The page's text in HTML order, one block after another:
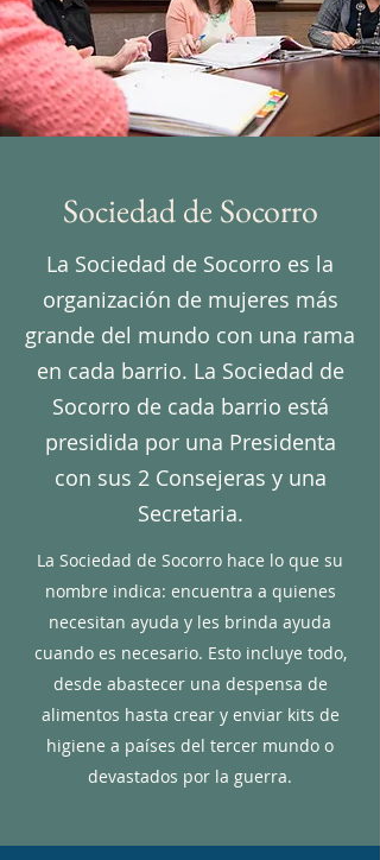
Sociedad de Socorro
La Sociedad de Socorro es la
organización de mujeres más
grande del mundo con una rama
en cada barrio. La Sociedad de
Socorro de cada barrio está
presidida por una Presidenta
con sus 2 Consejeras y una
Secretaria.
La Sociedad de Socorro hace lo que su
nombre indica: encuentra a quienes
necesitan ayuda y les brinda ayuda
cuando es necesario. Esto incluye todo,
desde abastecer una despensa de
alimentos hasta crear y enviar kits de
higiene a países del tercer mundo o
devastados por la guerra.